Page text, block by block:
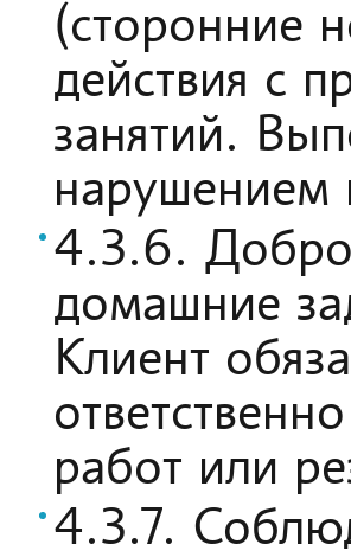
(сторонние
действия с
занятий.
нарушением
4.3.6.
домашние
Клиент
работ или
4.3.7.